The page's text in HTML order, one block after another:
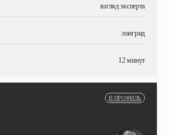
взгляд эксперта
лонгрид
12 минут
В ПРОФИЛЬ